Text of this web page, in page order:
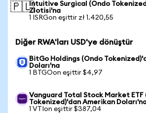
🇵🇱Intuitive Surgical (Ondo
Zlotisi'na
1 ISRGon eşittir zł 1.420,55
Diğer RWA'ları USD'ye dönüştür
BitGo Holdings (Ondo
Doları'na
1 BTGOon eşittir $4,97
Vanguard Total Stock Market ETF
Tokenized)'dan Amerikan
1 VTIon eşittir $387,04